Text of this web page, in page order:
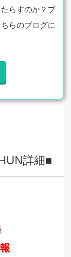
らすのか？プ
らのブログに
詳細■